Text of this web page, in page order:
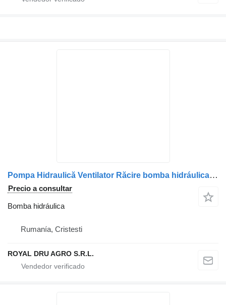
Pompa Hidraulică Ventilator Răcire bomba hidráulica para Mercedes-Benz Coduri A9062301242, A0012368305, A0012369805 camión
Precio a consultar
Bomba hidráulica
Rumanía, Cristesti
ROYAL DRU AGRO S.R.L.